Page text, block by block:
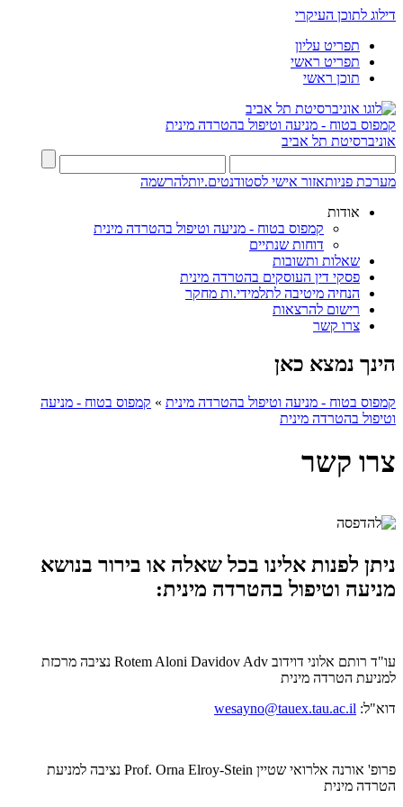
דילוג לתוכן העיקרי
תפריט עליון
תפריט ראשי
תוכן ראשי
קמפוס בטוח - מניעה וטיפול בהטרדה מינית
אוניברסיטת תל אביב
מערכת פניותאזור אישי לסטודנטים.יותלהרשמה
אודות
קמפוס בטוח - מניעה וטיפול בהטרדה מינית
דוחות שנתיים
שאלות ותשובות
פסקי דין העוסקים בהטרדה מינית
הנחיה מיטיבה לתלמידי.ות מחקר
רישום להרצאות
צרו קשר
הינך נמצא כאן
קמפוס בטוח - מניעה וטיפול בהטרדה מינית » קמפוס בטוח - מניעה
וטיפול בהטרדה מינית
צרו קשר
ניתן לפנות אלינו בכל שאלה או בירור בנושא
מניעה וטיפול בהטרדה מינית:
עו"ד רותם אלוני דוידוב Rotem Aloni Davidov Adv נציבה מרכזת
למניעת הטרדה מינית
דוא"ל: wesayno@tauex.tau.ac.il
פרופ' אורנה אלרואי שטיין Prof. Orna Elroy-Stein נציבה למניעת
הטרדה מינית